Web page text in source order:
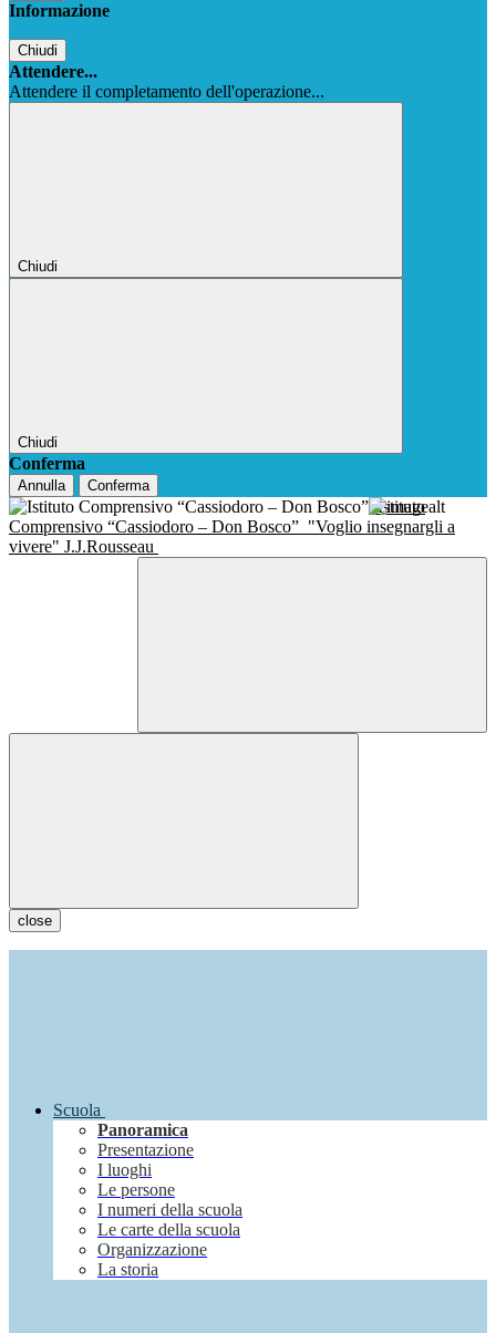
Informazione
Chiudi
Attendere...
Attendere il completamento dell'operazione...
Chiudi
Chiudi
Conferma
Annulla Conferma
Istituto
Comprensivo “Cassiodoro – Don Bosco” "Voglio insegnargli a
vivere" J.J.Rousseau
close
Scuola
Panoramica
Presentazione
I luoghi
Le persone
I numeri della scuola
Le carte della scuola
Organizzazione
La storia